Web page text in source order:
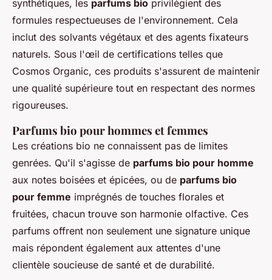
synthétiques, les parfums bio privilégient des
formules respectueuses de l'environnement. Cela
inclut des solvants végétaux et des agents fixateurs
naturels. Sous l'œil de certifications telles que
Cosmos Organic, ces produits s'assurent de maintenir
une qualité supérieure tout en respectant des normes
rigoureuses.
Parfums bio pour hommes et femmes
Les créations bio ne connaissent pas de limites
genrées. Qu'il s'agisse de parfums bio pour homme
aux notes boisées et épicées, ou de parfums bio
pour femme imprégnés de touches florales et
fruitées, chacun trouve son harmonie olfactive. Ces
parfums offrent non seulement une signature unique
mais répondent également aux attentes d'une
clientèle soucieuse de santé et de durabilité.